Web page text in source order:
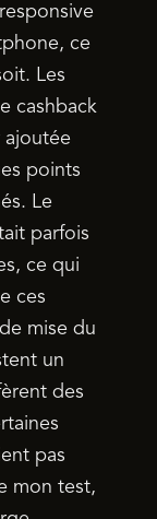
ce
Les
cashback
ajoutée
points
Le
parfois
ce qui
ces
mise du
un
des
pas
mon test,